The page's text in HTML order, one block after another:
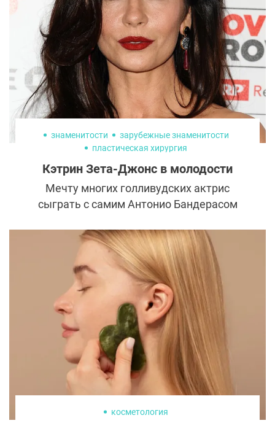
быть опасны. Правда это или нет? Давайте
разберемся.
знаменитости
зарубежные знаменитости
пластическая хирургия
Кэтрин Зета-Джонс в молодости
Мечту многих голливудских актрис
сыграть с самим Антонио Бандерасом
в 34 года она получила «Оскар», а в 48
вполне могла бы обладать званием самой
роскошной актрисы в возрасте. Как ей
удается сохранять молодость и кого или
что благодарить – пластических хирургов
или природу?
косметология